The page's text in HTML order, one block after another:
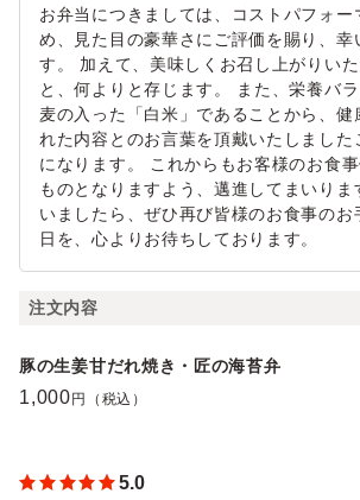
お弁当につきましては、コストパフォー
め、見た目の豪華さにご評価を賜り、幸
す。 加えて、美味しくお召し上がりい
と、何よりと存じます。 また、栄養バラ
麦の入った「白米」であることから、健
れた内容とのお言葉を頂戴いたしました
になります。 これからもお客様のお食
ものとなりますよう、邁進してまいり
いましたら、ぜひ再び皆様のお食事のお
日を、心よりお待ちしております。
注文内容
豚の生姜甘だれ焼き・匠の海苔弁
1,000 円（税込）
5.0